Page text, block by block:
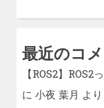
最近のコ
【ROS2】
に 小夜 葉月 より